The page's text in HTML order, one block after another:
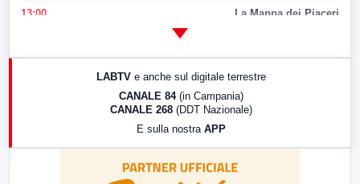
13:00 La Mappa dei Piaceri
LABTV e anche sul digitale terrestre
CANALE 84 (in Campania)
CANALE 268 (DDT Nazionale)
E sulla nostra APP